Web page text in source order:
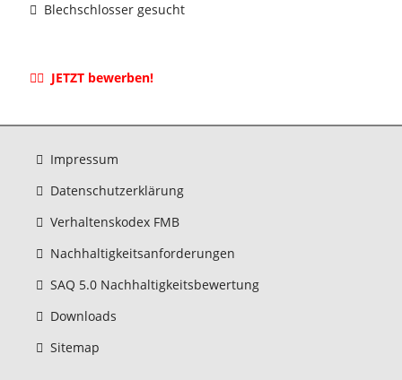
Blechschlosser gesucht
JETZT bewerben!
Impressum
Datenschutzerklärung
Verhaltenskodex FMB
Nachhaltigkeitsanforderungen
SAQ 5.0 Nachhaltigkeitsbewertung
Downloads
Sitemap